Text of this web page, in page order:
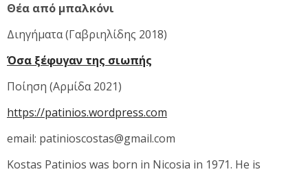
Θέα από μπαλκόνι
Διηγήματα (Γαβριηλίδης 2018)
Όσα ξέφυγαν της σιωπής
Ποίηση (Αρμίδα 2021)
https://patinios.wordpress.com
email: patinioscostas@gmail.com
Kostas Patinios was born in Nicosia in 1971. He is